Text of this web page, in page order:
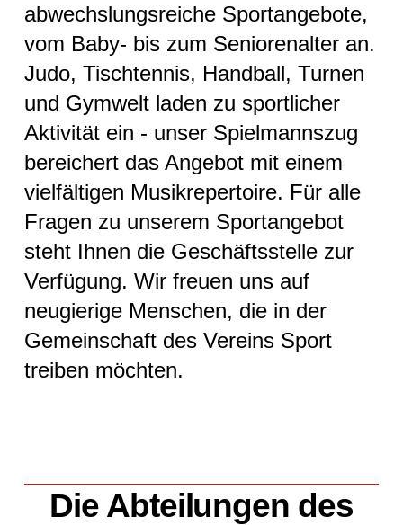
abwechslungsreiche Sportangebote,
vom Baby- bis zum Seniorenalter an.
Judo, Tischtennis, Handball, Turnen
und Gymwelt laden zu sportlicher
Aktivität ein - unser Spielmannszug
bereichert das Angebot mit einem
vielfältigen Musikrepertoire. Für alle
Fragen zu unserem Sportangebot
steht Ihnen die Geschäftsstelle zur
Verfügung. Wir freuen uns auf
neugierige Menschen, die in der
Gemeinschaft des Vereins Sport
treiben möchten.
Die Abteilungen des